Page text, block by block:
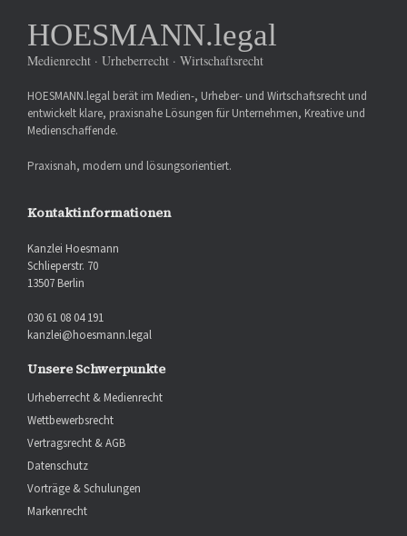
HOESMANN.legal
Medienrecht · Urheberrecht · Wirtschaftsrecht
HOESMANN.legal berät im Medien-, Urheber- und Wirtschaftsrecht und
entwickelt klare, praxisnahe Lösungen für Unternehmen, Kreative und
Medienschaffende.
Praxisnah, modern und lösungsorientiert.
Kontaktinformationen
Kanzlei Hoesmann
Schlieperstr. 70
13507 Berlin
030 61 08 04 191
kanzlei@hoesmann.legal
Unsere Schwerpunkte
Urheberrecht & Medienrecht
Wettbewerbsrecht
Vertragsrecht & AGB
Datenschutz
Vorträge & Schulungen
Markenrecht